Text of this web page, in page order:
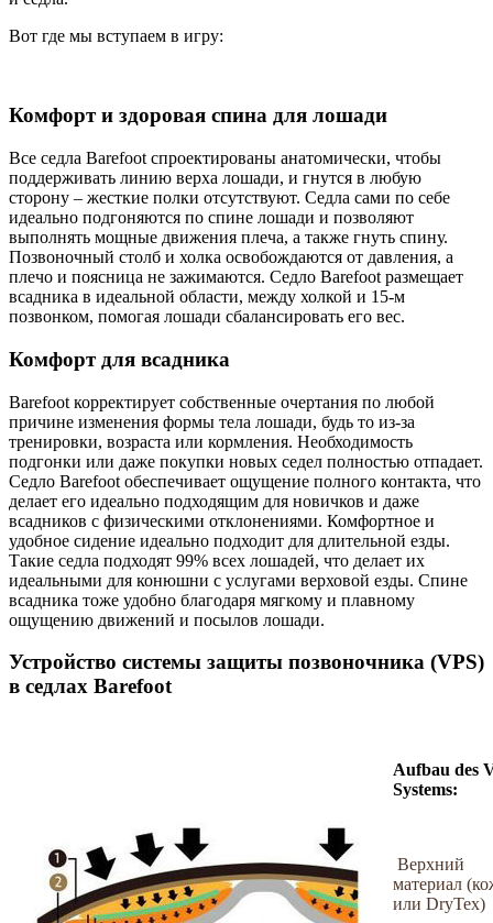
Вот где мы вступаем в игру:
Комфорт и здоровая спина для лошади
Все седла Barefoot спроектированы анатомически, чтобы
поддерживать линию верха лошади, и гнутся в любую
сторону – жесткие полки отсутствуют. Седла сами по себе
идеально подгоняются по спине лошади и позволяют
выполнять мощные движения плеча, а также гнуть спину.
Позвоночный столб и холка освобождаются от давления, а
плечо и поясница не зажимаются. Седло Barefoot размещает
всадника в идеальной области, между холкой и 15-м
позвонком, помогая лошади сбалансировать его вес.
Комфорт для всадника
Barefoot корректирует собственные очертания по любой
причине изменения формы тела лошади, будь то из-за
тренировки, возраста или кормления. Необходимость
подгонки или даже покупки новых седел полностью отпадает.
Седло Barefoot обеспечивает ощущение полного контакта, что
делает его идеально подходящим для новичков и даже
всадников с физическими отклонениями. Комфортное и
удобное сидение идеально подходит для длительной езды.
Такие седла подходят 99% всех лошадей, что делает их
идеальными для конюшни с услугами верховой езды. Спине
всадника тоже удобно благодаря мягкому и плавному
ощущению движений и посылов лошади.
Устройство системы защиты позвоночника (VPS)
в седлах Barefoot
Aufbau des
Systems:
Верхний
материал
или DryTex)